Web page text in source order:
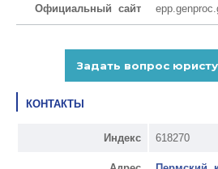
Официальный сайт
КОНТАКТЫ
Индекс 618270